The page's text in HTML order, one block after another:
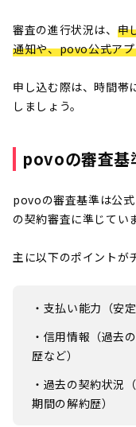
審査の進行状況は、 申
通知や、povo公式ア
申し込む際は、時間帯
しましょう。
povoの審査基
povoの審査基準は公
の契約審査に準じてい
主に以下のポイントが
・支払い能力（安
・信用情報（過去
歴など）
・過去の契約状況
期間の解約歴）